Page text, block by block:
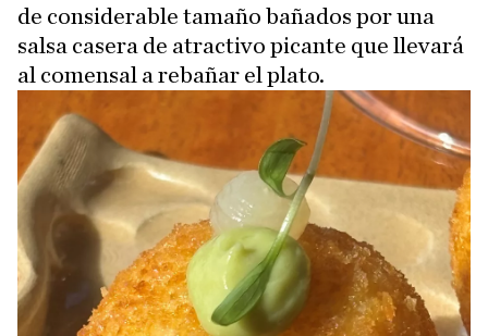
de considerable tamaño bañados por una
salsa casera de atractivo picante que llevará
al comensal a rebañar el plato.